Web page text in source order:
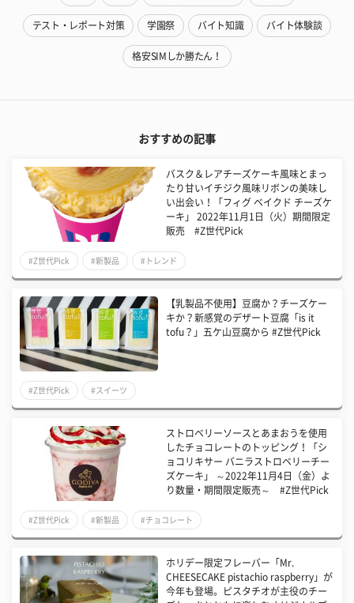
テスト・レポート対策 学園祭 バイト知識 バイト体験談
格安SIMしか勝たん！
おすすめの記事
バスク＆レアチーズケーキ風味とまっ
たり甘いイチジク風味リボンの美味し
い出会い！「フィグ ベイクド チーズケ
ーキ」 2022年11月1日（火）期間限定
販売 #Z世代Pick
#Z世代Pick #新製品 #トレンド
【乳製品不使用】豆腐か？チーズケー
キか？新感覚のデザート豆腐「is it
tofu？」五ケ山豆腐から #Z世代Pick
#Z世代Pick #スイーツ
ストロベリーソースとあまおうを使用
したチョコレートのトッピング！「シ
ョコリキサー バニラストロベリーチー
ズケーキ」 ～2022年11月4日（金）よ
り数量・期間限定販売～ #Z世代Pick
#Z世代Pick #新製品 #チョコレート
ホリデー限定フレーバー「Mr.
CHEESECAKE pistachio raspberry」が
今年も登場。ピスタチオが主役のチー